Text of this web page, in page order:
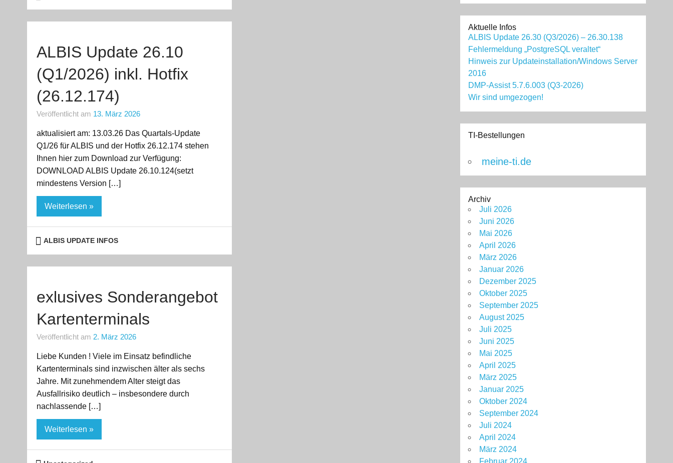
ALBIS Update 26.10
(Q1/2026) inkl. Hotfix
(26.12.174)
Veröffentlicht am 13. März 2026
aktualisiert am: 13.03.26 Das Quartals-Update
Q1/26 für ALBIS und der Hotfix 26.12.174 stehen
Ihnen hier zum Download zur Verfügung:
DOWNLOAD ALBIS Update 26.10.124(setzt
mindestens Version […]
Weiterlesen »
ALBIS UPDATE INFOS
exlusives Sonderangebot
Kartenterminals
Veröffentlicht am 2. März 2026
Liebe Kunden ! Viele im Einsatz befindliche
Kartenterminals sind inzwischen älter als sechs
Jahre. Mit zunehmendem Alter steigt das
Ausfallrisiko deutlich – insbesondere durch
nachlassende […]
Weiterlesen »
Aktuelle Infos
ALBIS Update 26.30 (Q3/2026) – 26.30.138
Fehlermeldung „PostgreSQL veraltet“
Hinweis zur Updateinstallation/Windows Server
2016
DMP-Assist 5.7.6.003 (Q3-2026)
Wir sind umgezogen!
TI-Bestellungen
meine-ti.de
Archiv
Juli 2026
Juni 2026
Mai 2026
April 2026
März 2026
Januar 2026
Dezember 2025
Oktober 2025
September 2025
August 2025
Juli 2025
Juni 2025
Mai 2025
April 2025
März 2025
Januar 2025
Oktober 2024
September 2024
Juli 2024
April 2024
März 2024
Februar 2024